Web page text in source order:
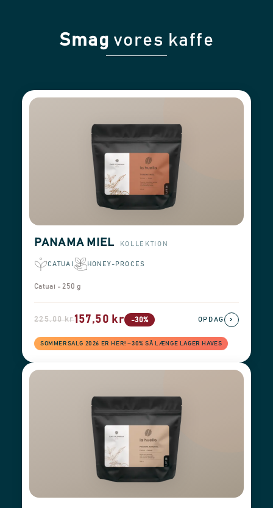
Smag vores kaffe
PANAMA MIEL KOLLEKTION
CATUAI HONEY-PROCES
Catuai - 250 g
225,00 kr157,50 kr -30%
SOMMERSALG 2026 ER HER! −30% SÅ LÆNGE LAGER HAVES
OPDAG ›